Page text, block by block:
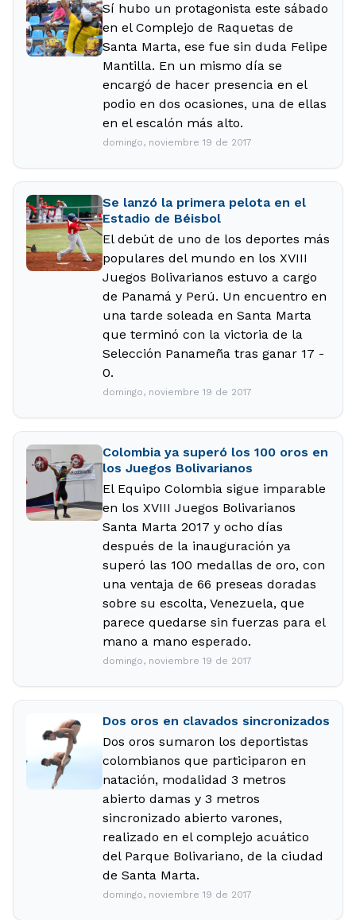
Sí hubo un protagonista este sábado
en el Complejo de Raquetas de
Santa Marta, ese fue sin duda Felipe
Mantilla. En un mismo día se
encargó de hacer presencia en el
podio en dos ocasiones, una de ellas
en el escalón más alto.
domingo, noviembre 19 de 2017
Se lanzó la primera pelota en el
Estadio de Béisbol
El debút de uno de los deportes más
populares del mundo en los XVIII
Juegos Bolivarianos estuvo a cargo
de Panamá y Perú. Un encuentro en
una tarde soleada en Santa Marta
que terminó con la victoria de la
Selección Panameña tras ganar 17 -
0.
domingo, noviembre 19 de 2017
Colombia ya superó los 100 oros en
los Juegos Bolivarianos
El Equipo Colombia sigue imparable
en los XVIII Juegos Bolivarianos
Santa Marta 2017 y ocho días
después de la inauguración ya
superó las 100 medallas de oro, con
una ventaja de 66 preseas doradas
sobre su escolta, Venezuela, que
parece quedarse sin fuerzas para el
mano a mano esperado.
domingo, noviembre 19 de 2017
Dos oros en clavados sincronizados
Dos oros sumaron los deportistas
colombianos que participaron en
natación, modalidad 3 metros
abierto damas y 3 metros
sincronizado abierto varones,
realizado en el complejo acuático
del Parque Bolivariano, de la ciudad
de Santa Marta.
domingo, noviembre 19 de 2017